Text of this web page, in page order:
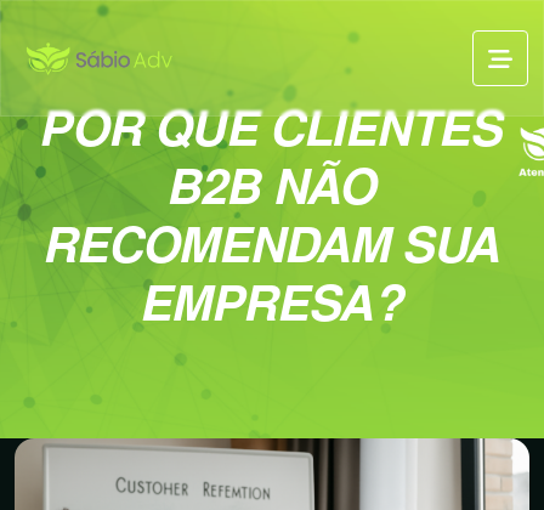
POR QUE CLIENTES
B2B NÃO
RECOMENDAM SUA
EMPRESA?